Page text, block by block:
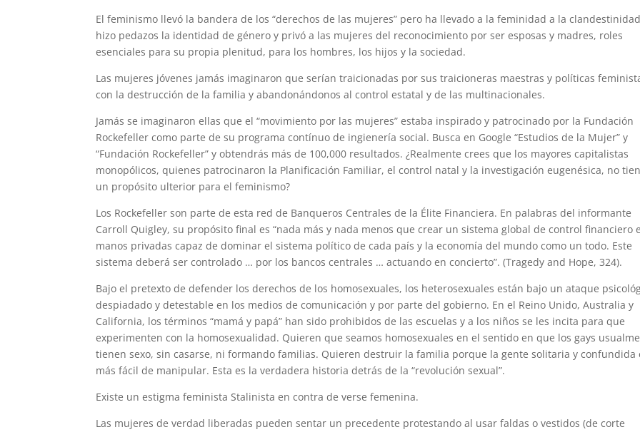
El feminismo llevó la bandera de los “derechos de las mujeres” pero ha llevado a la feminidad a la
hizo pedazos la identidad de género y privó a las mujeres del reconocimiento por ser esposas y madres, roles
esenciales para su propia plenitud, para los hombres, los hijos y la sociedad.
Las mujeres jóvenes jamás imaginaron que serían traicionadas por sus traicioneras maestras y políticas
con la destrucción de la familia y abandonándonos al control estatal y de las multinacionales.
Jamás se imaginaron ellas que el “movimiento por las mujeres” estaba inspirado y patrocinado por la Fundación
Rockefeller como parte de su programa contínuo de ingienería social. Busca en Google “Estudios de la Mujer” y
“Fundación Rockefeller” y obtendrás más de 100,000 resultados. ¿Realmente crees que los mayores capitalistas
monopólicos, quienes patrocinaron la Planificación Familiar, el control natal y la investigación eugenésica, no
un propósito ulterior para el feminismo?
Los Rockefeller son parte de esta red de Banqueros Centrales de la Élite Financiera. En palabras del informante
Carroll Quigley, su propósito final es “nada más y nada menos que crear un sistema global de control financiero
manos privadas capaz de dominar el sistema político de cada país y la economía del mundo como un todo. Este
sistema deberá ser controlado … por los bancos centrales … actuando en concierto”. (Tragedy and Hope, 324).
Bajo el pretexto de defender los derechos de los homosexuales, los heterosexuales están bajo un ataque
despiadado y detestable en los medios de comunicación y por parte del gobierno. En el Reino Unido, Australia y
California, los términos “mamá y papá” han sido prohibidos de las escuelas y a los niños se les incita para que
experimenten con la homosexualidad. Quieren que seamos homosexuales en el sentido en que los gays
tienen sexo, sin casarse, ni formando familias. Quieren destruir la familia porque la gente solitaria y confundida
más fácil de manipular. Esta es la verdadera historia detrás de la “revolución sexual”.
Existe un estigma feminista Stalinista en contra de verse femenina.
Las mujeres de verdad liberadas pueden sentar un precedente protestando al usar faldas o vestidos (de corte